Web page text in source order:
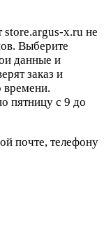
store.argus-x.ru не
Выберите
данные и
заказ и
времени.
пятницу с 9 до
почте, телефону